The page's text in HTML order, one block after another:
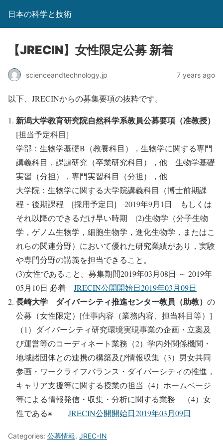
日本の科学と技術
【JRECIN】女性限定公募 新着
scienceandtechnology.jp 7 years ago
以下、JRECINからの募集要項の抜粋です。
新潟大学教育研究院自然科学系教員公募要項（准教授）
[担当予定科目]
学部：生物学基礎B（教養科目），生物学に関する専門
講義科目，課題研究（卒業研究科目），他 生物学基礎
実習（分担），専門実習科目（分担），他
大学院：生物学に関する大学院講義科目（博士前期課
程・後期課程 [採用予定日] 2019年9月1日 もしくは
それ以降のできるだけ早い時期 (2)生物学（分子生物
学，ゲノム生物学，細胞生物学，進化生物学，またはこ
れらの関連分野）において優れた研究業績があり，実験
や専門分野の講義を担当できること。
(3)女性であること。募集期間2019年03月08日 ～ 2019年
05月10日 必着 JRECIN公開開始日2019年03月09日
長崎大学 ダイバーシティ推進センター教員（助教） の
公募（女性限定）[仕事内容（業務内容、担当科目等）]
（1）ダイバーシティ研究環境実現事業の企画・立案及
び運営等のコーディネート業務（2）学内外関係機関・
地域諸団体との連携の構築及び情報収集（3）男女共同
参画・ワークライフバランス・ダイバーシティの推進，
キャリア支援等に関する授業の担当（4）ホームページ
等による情報発信・収集・分析に関する業務 （4）女
性である※ JRECIN公開開始日2019年03月09日
Categories: 公募情報, JREC-IN